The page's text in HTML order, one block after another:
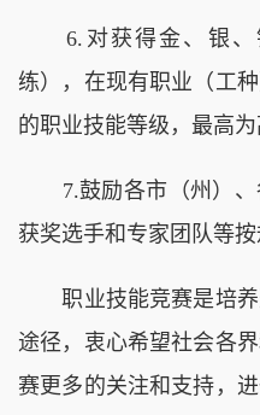
6.对获得金、银、
练），在现有职业（工
的职业技能等级，最高为
7.鼓励各市（州）、
获奖选手和专家团队等按
职业技能竞赛是培养
途径，衷心希望社会各
赛更多的关注和支持，